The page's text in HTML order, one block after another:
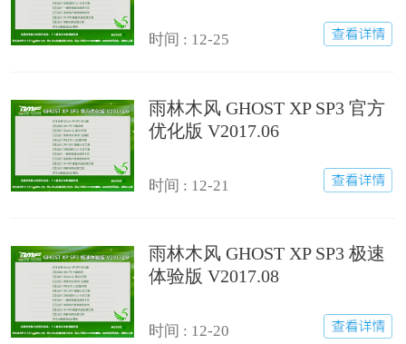
时间 : 12-25
雨林木风 GHOST XP SP3 官方
优化版 V2017.06
时间 : 12-21
雨林木风 GHOST XP SP3 极速
体验版 V2017.08
时间 : 12-20